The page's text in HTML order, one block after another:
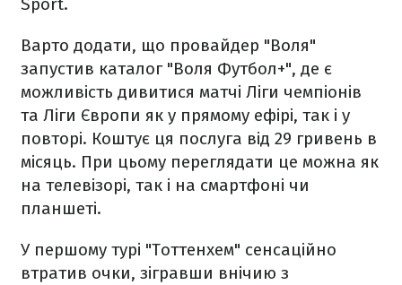
Варто додати, що провайдер "Воля"
запустив каталог "Воля Футбол+", де є
можливість дивитися матчі Ліги чемпіонів
та Ліги Європи як у прямому ефірі, так і у
повторі. Коштує ця послуга від 29 гривень в
місяць. При цьому переглядати це можна як
на телевізорі, так і на смартфоні чи
планшеті.
У першому турі "Тоттенхем" сенсаційно
втратив очки, зігравши внічию з